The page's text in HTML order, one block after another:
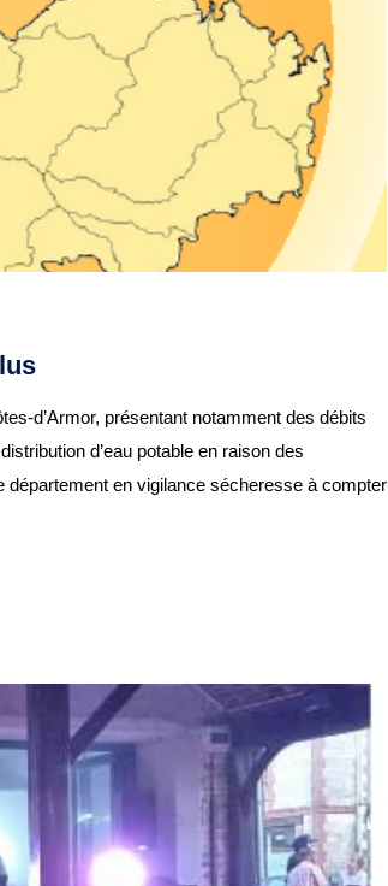
d’Armor, présentant notamment des débits
d’eau potable en raison des
département en vigilance sécheresse à compter